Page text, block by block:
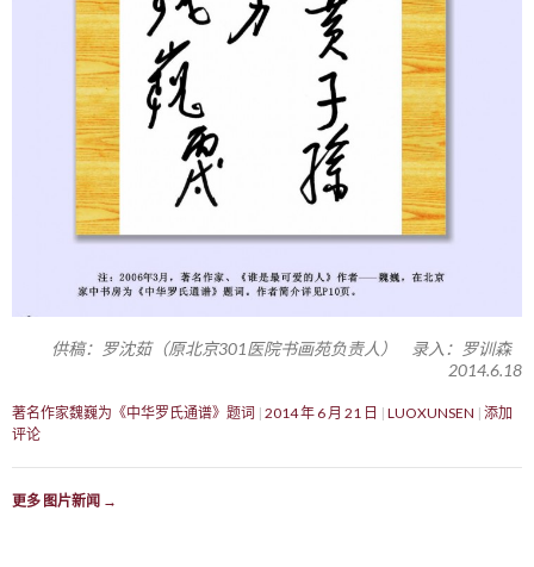
供稿：罗沈茹（原北京301医院书画苑负责人） 录入：罗训森
2014.6.18
著名作家魏巍为《中华罗氏通谱》题词 2014 年 6 月 21 日 LUOXUNSEN 添加
评论
更多 图片新闻 →